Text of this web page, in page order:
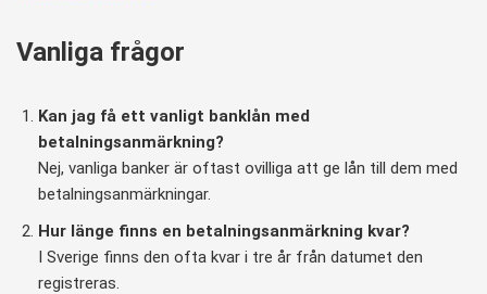
Vanliga frågor
Kan jag få ett vanligt banklån med
betalningsanmärkning?
Nej, vanliga banker är oftast ovilliga att ge lån till dem med
betalningsanmärkningar.
Hur länge finns en betalningsanmärkning kvar?
I Sverige finns den ofta kvar i tre år från datumet den
registreras.